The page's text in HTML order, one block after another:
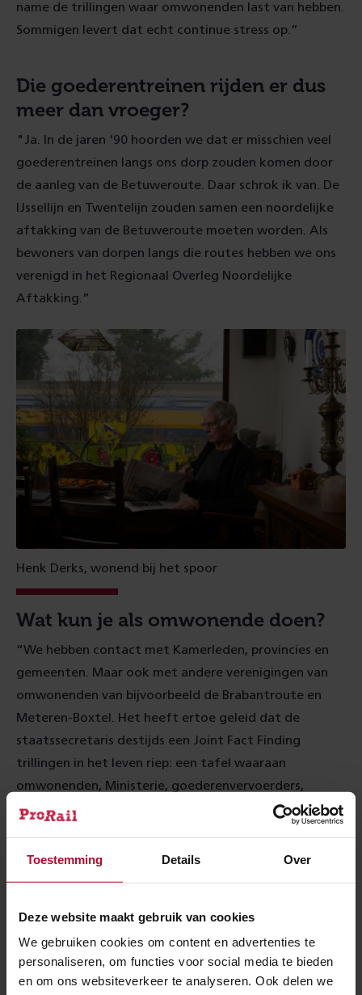
Toestemming Details Over
Deze website maakt gebruik van cookies
We gebruiken cookies om content en advertenties te
personaliseren, om functies voor social media te bieden
en om ons websiteverkeer te analyseren. Ook delen we
name de trillingen waar omwonenden last van hebben.
Sommigen levert dat echt continue stress op.”
Die goederentreinen rijden er dus
meer dan vroeger?
"Ja. In de jaren '90 hoorden we dat er misschien veel
goederentreinen langs ons dorp zouden komen door
de aanleg van de Betuweroute. Daar schrok ik van. De
IJssellijn en Twentelijn zouden samen een noordelijke
aftakking van de Betuweroute moeten worden. Als
bewoners van dorpen langs die routes hebben we ons
verenigd in het Regionaal Overleg Noordelijke
Aftakking.”
Henk Derks, wonend bij het spoor
Wat kun je als omwonende doen?
“We hebben contact met Kamerleden, provincies en
gemeenten. Maar ook met andere verenigingen van
omwonenden van bijvoorbeeld de Brabantroute en
Meteren-Boxtel. Het heeft ertoe geleid dat de
staatssecretaris destijds een Joint Fact Finding
trillingen in het leven riep: een tafel waaraan
omwonenden, Ministerie, goederenvervoerders,
ProRail, GGD’s en gemeenten met elkaar praatten.
gebied komen kijken en er is onderzoek gedaan.
Maar het kost allemaal gigantisch veel tijd. Terwijl er
onderzoekt een landelijke commissie of de IJssellijn en
Twentelijn deel zouden kunnen uitmaken van de